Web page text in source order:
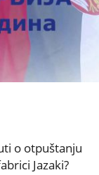
o otpuštanju
Jazaki?